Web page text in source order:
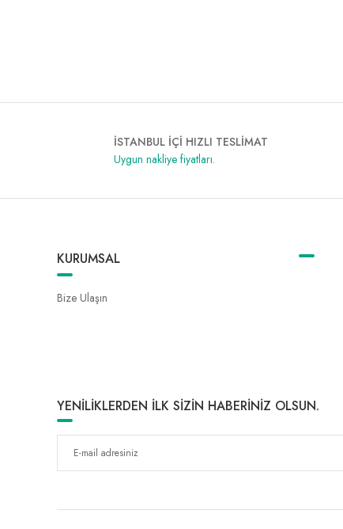
İSTANBUL İÇİ HIZLI TESLİMAT
Uygun nakliye fiyatları.
KURUMSAL
Bize Ulaşın
YENİLİKLERDEN İLK SİZİN HABERİNİZ OLSUN.